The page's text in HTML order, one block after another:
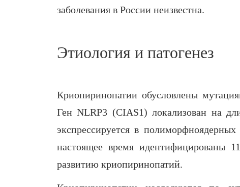
заболевания в России неизвестна.
Этиология и патогенез
Криопиринопатии обусловлены
Ген NLRP3 (CIAS1) локализован на
экспрессируется в
настоящее время идентифицированы
развитию криопиринопатий.